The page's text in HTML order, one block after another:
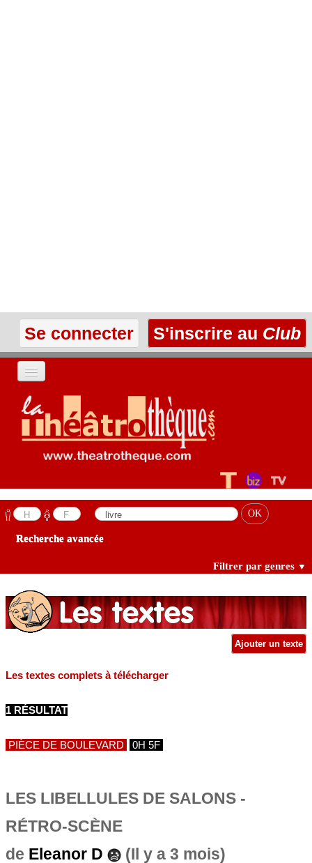
Se connecter S'inscrire au Club
ACCUEIL
LES TEXTES
LES ANNONCES
Recherche avancée
Filtrer par genres ▼
Ajouter un texte
Les textes complets à télécharger
1 RÉSULTAT
PIÈCE DE BOULEVARD 0H 5F
LES LIBELLULES DE SALONS -
RÉTRO-SCÈNE
de Eleanor D (Il y a 3 mois)